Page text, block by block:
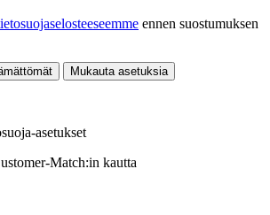
ennen suostumuksen
Mukauta asetuksia
asetukset
Match:in kautta